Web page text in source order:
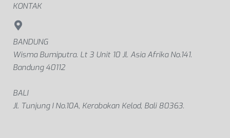
KONTAK
BANDUNG
Wisma Bumiputra. Lt 3 Unit 10 Jl. Asia Afrika No.141.
Bandung 40112
BALI
Jl. Tunjung I No.10A, Kerobokan Kelod, Bali 80363.